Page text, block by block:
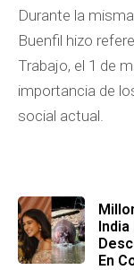
Durante la
Buenfil hizo
Trabajo, el 1 de
importancia de
social actual.
En